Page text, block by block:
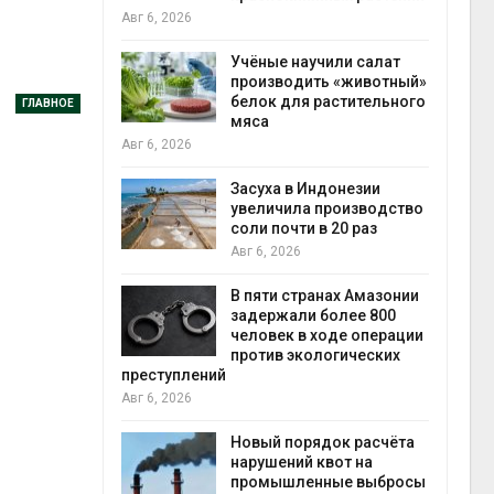
ГЛАВНОЕ
Учёные научили салат
производить «животный»
белок для растительного
мяса
Засуха в Индонезии
увеличила производство
соли почти в 20 раз
Авг 6, 2026
В пяти странах Амазонии
задержали более 800
человек в ходе операции
против экологических
Новый порядок расчёта
нарушений квот на
промышленные выбросы